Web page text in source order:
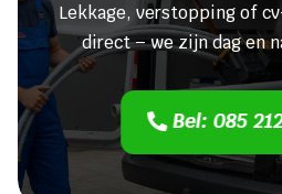
Lekkage, verstopping of
direct – we zijn dag en
Bel: 085